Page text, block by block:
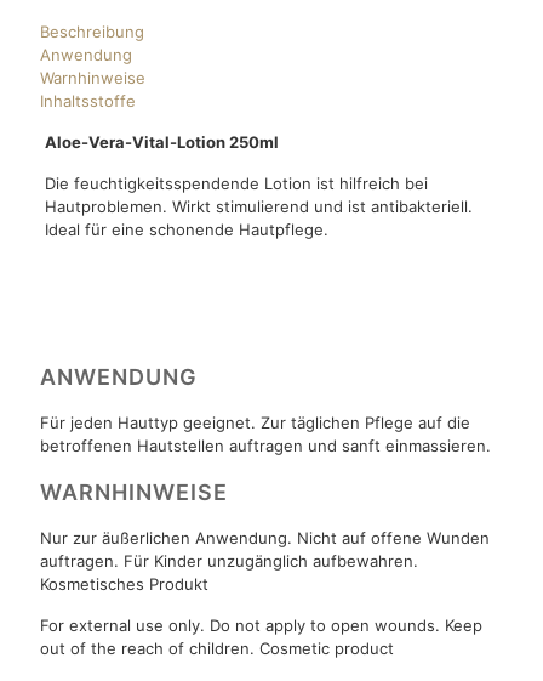
Beschreibung
Anwendung
Warnhinweise
Inhaltsstoffe
Aloe-Vera-Vital-Lotion 250ml
Die feuchtigkeitsspendende Lotion ist hilfreich bei
Hautproblemen. Wirkt stimulierend und ist antibakteriell.
Ideal für eine schonende Hautpflege.
ANWENDUNG
Für jeden Hauttyp geeignet. Zur täglichen Pflege auf die
betroffenen Hautstellen auftragen und sanft einmassieren.
WARNHINWEISE
Nur zur äußerlichen Anwendung. Nicht auf offene Wunden
auftragen. Für Kinder unzugänglich aufbewahren.
Kosmetisches Produkt
For external use only. Do not apply to open wounds. Keep
out of the reach of children. Cosmetic product